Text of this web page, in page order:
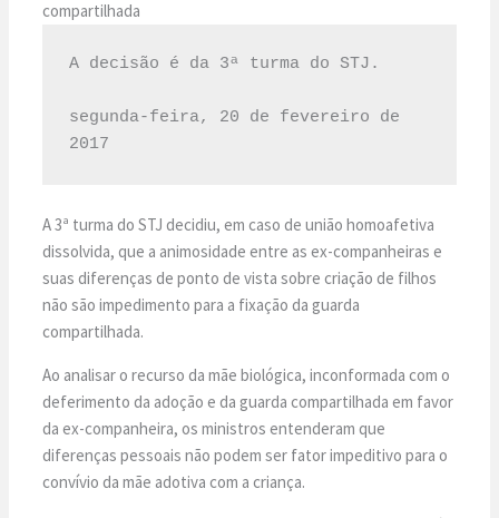
compartilhada
A decisão é da 3ª turma do STJ.
segunda-feira, 20 de fevereiro de
2017
A 3ª turma do STJ decidiu, em caso de união homoafetiva
dissolvida, que a animosidade entre as ex-companheiras e
suas diferenças de ponto de vista sobre criação de filhos
não são impedimento para a fixação da guarda
compartilhada.
Ao analisar o recurso da mãe biológica, inconformada com o
deferimento da adoção e da guarda compartilhada em favor
da ex-companheira, os ministros entenderam que
diferenças pessoais não podem ser fator impeditivo para o
convívio da mãe adotiva com a criança.